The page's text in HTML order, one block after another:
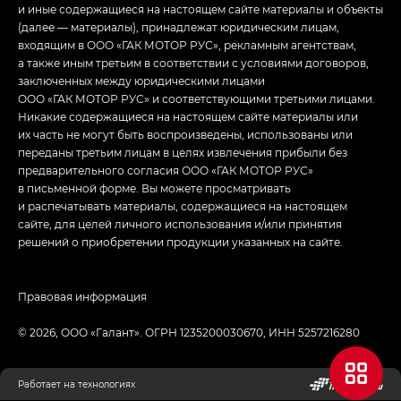
и иные содержащиеся на настоящем сайте материалы и объекты
(далее — материалы), принадлежат юридическим лицам,
входящим в ООО «ГАК МОТОР РУС», рекламным агентствам,
а также иным третьим в соответствии с условиями договоров,
заключенных между юридическими лицами
ООО «ГАК МОТОР РУС» и соответствующими третьими лицами.
Никакие содержащиеся на настоящем сайте материалы или
их часть не могут быть воспроизведены, использованы или
переданы третьим лицам в целях извлечения прибыли без
предварительного согласия ООО «ГАК МОТОР РУС»
в письменной форме. Вы можете просматривать
и распечатывать материалы, содержащиеся на настоящем
сайте, для целей личного использования и/или принятия
решений о приобретении продукции указанных на сайте.
© 2026, ООО «Галант». ОГРН 1235200030670, ИНН 5257216280
Правовая информация
Работает на технологиях